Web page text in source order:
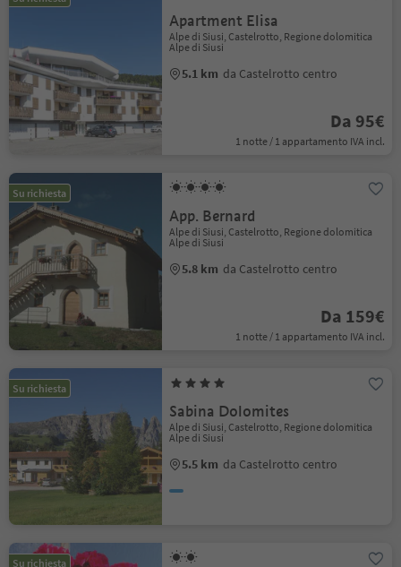
Apartment Elisa
Alpe di Siusi, Castelrotto, Regione dolomitica
Alpe di Siusi
5.1 km da Castelrotto centro
Da 95€
1 notte / 1 appartamento IVA incl.
Su richiesta
App. Bernard
Alpe di Siusi, Castelrotto, Regione dolomitica
Alpe di Siusi
5.8 km da Castelrotto centro
Da 159€
1 notte / 1 appartamento IVA incl.
Su richiesta
Sabina Dolomites
Alpe di Siusi, Castelrotto, Regione dolomitica
Alpe di Siusi
5.5 km da Castelrotto centro
Su richiesta